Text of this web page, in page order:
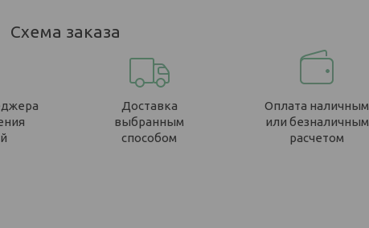
Схема заказа
Доставка
выбранным
способом
Оплата наличным
или безналичным
расчетом